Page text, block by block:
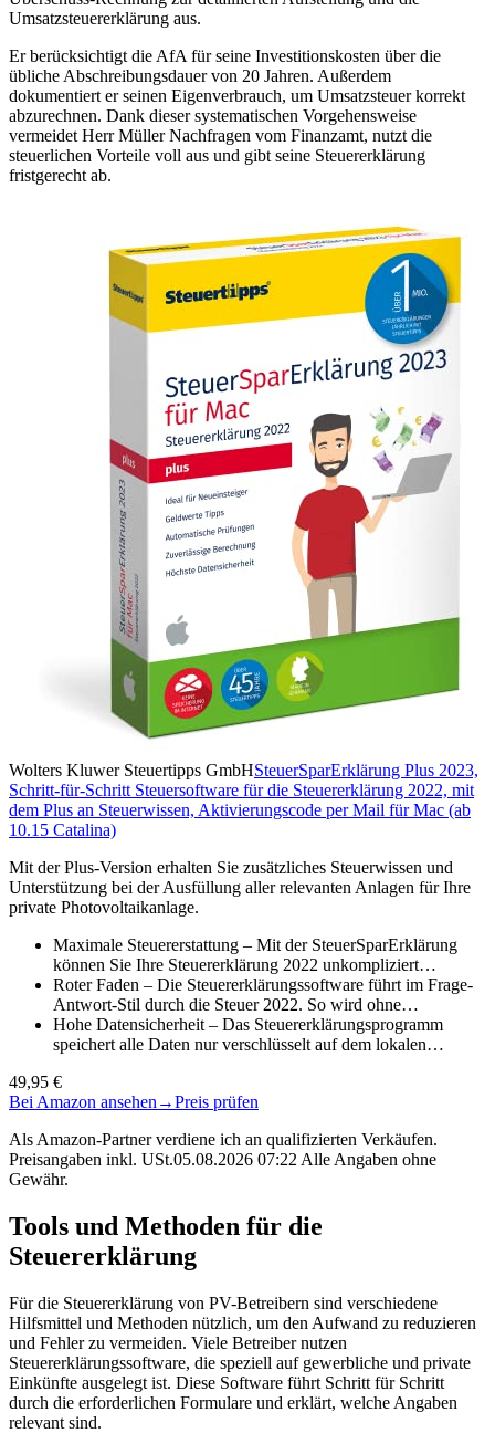
Umsatzsteuererklärung aus.
Er berücksichtigt die AfA für seine Investitionskosten über die
übliche Abschreibungsdauer von 20 Jahren. Außerdem
dokumentiert er seinen Eigenverbrauch, um Umsatzsteuer korrekt
abzurechnen. Dank dieser systematischen Vorgehensweise
vermeidet Herr Müller Nachfragen vom Finanzamt, nutzt die
steuerlichen Vorteile voll aus und gibt seine Steuererklärung
fristgerecht ab.
Wolters Kluwer Steuertipps GmbHSteuerSparErklärung Plus 2023,
Schritt-für-Schritt Steuersoftware für die Steuererklärung 2022, mit
dem Plus an Steuerwissen, Aktivierungscode per Mail für Mac (ab
10.15 Catalina)
Mit der Plus-Version erhalten Sie zusätzliches Steuerwissen und
Unterstützung bei der Ausfüllung aller relevanten Anlagen für Ihre
private Photovoltaikanlage.
Maximale Steuererstattung – Mit der SteuerSparErklärung
können Sie Ihre Steuererklärung 2022 unkompliziert…
Roter Faden – Die Steuererklärungssoftware führt im Frage-
Antwort-Stil durch die Steuer 2022. So wird ohne…
Hohe Datensicherheit – Das Steuererklärungsprogramm
speichert alle Daten nur verschlüsselt auf dem lokalen…
49,95 €
Bei Amazon ansehen →Preis prüfen
Als Amazon-Partner verdiene ich an qualifizierten Verkäufen.
Preisangaben inkl. USt.05.08.2026 07:22 Alle Angaben ohne
Gewähr.
Tools und Methoden für die
Steuererklärung
Für die Steuererklärung von PV-Betreibern sind verschiedene
Hilfsmittel und Methoden nützlich, um den Aufwand zu reduzieren
und Fehler zu vermeiden. Viele Betreiber nutzen
Steuererklärungssoftware, die speziell auf gewerbliche und private
Einkünfte ausgelegt ist. Diese Software führt Schritt für Schritt
durch die erforderlichen Formulare und erklärt, welche Angaben
relevant sind.